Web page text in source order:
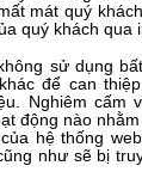
mát quý
quý khách qua
sử dụng
để can
Nghiêm cấm
động nào
hệ thống
như sẽ bị